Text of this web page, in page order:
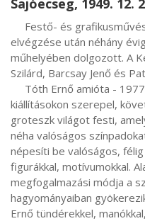
Sajóecseg, 1949. 12.
elvégzése után néhány
műhelyében dolgozott. A
Szilárd, Barcsay Jenő és
kiállításokon szerepel,
groteszk világot festi,
néha valóságos
népesíti be valóságos,
figurákkal, motívumokkal.
megfogalmazási módja a
hagyományaiban
Ernő tündérekkel,